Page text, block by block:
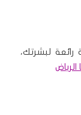
لبشرتك،
الرياض